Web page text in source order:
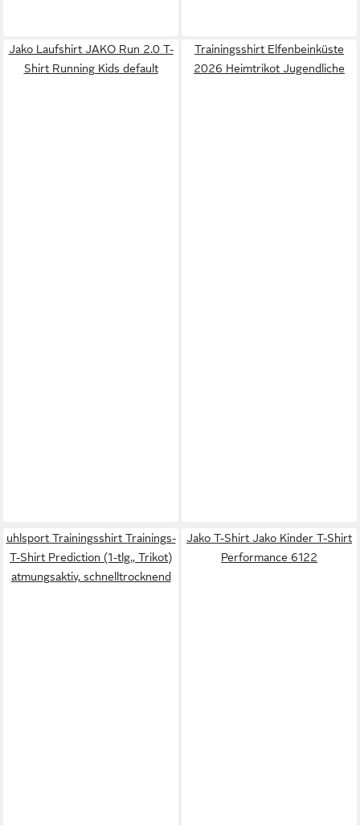
Jako Laufshirt JAKO Run 2.0 T-
Shirt Running Kids default
Trainingsshirt Elfenbeinküste
2026 Heimtrikot Jugendliche
uhlsport Trainingsshirt Trainings-
T-Shirt Prediction (1-tlg., Trikot)
atmungsaktiv, schnelltrocknend
Jako T-Shirt Jako Kinder T-Shirt
Performance 6122